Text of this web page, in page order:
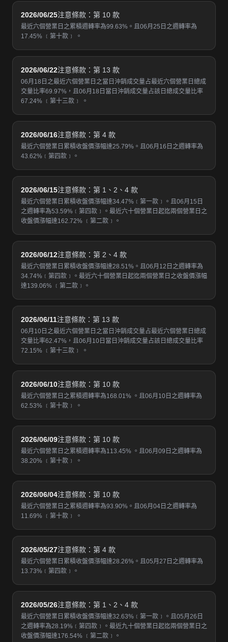
2026/06/25注意條款：第 10 款
最近六個營業日之累積週轉率為99.63%。且06月25日之週轉率為
17.45% ﹝第十款﹞ 。
2026/06/22注意條款：第 13 款
06月18日之最近六個營業日之當日沖銷成交量占最近六個營業日總成
交量比率69.97%，且06月18日當日沖銷成交量占該日總成交量比率
67.24% ﹝第十三款﹞ 。
2026/06/16注意條款：第 4 款
最近六個營業日累積收盤價漲幅達25.79%。且06月16日之週轉率為
43.62%﹝第四款﹞。
2026/06/15注意條款：第 1、2、4 款
最近六個營業日累積收盤價漲幅達34.47%﹝第一款﹞。且06月15日
之週轉率為53.59%﹝第四款﹞。最近六十個營業日起迄兩個營業日之
收盤價漲幅達162.72% ﹝第二款﹞。
2026/06/12注意條款：第 2、4 款
最近六個營業日累積收盤價漲幅達28.51%。且06月12日之週轉率為
34.74%﹝第四款﹞。最近六十個營業日起迄兩個營業日之收盤價漲幅
達139.06% ﹝第二款﹞。
2026/06/11注意條款：第 13 款
06月10日之最近六個營業日之當日沖銷成交量占最近六個營業日總成
交量比率62.47%，且06月10日當日沖銷成交量占該日總成交量比率
72.15% ﹝第十三款﹞ 。
2026/06/10注意條款：第 10 款
最近六個營業日之累積週轉率為168.01% 。且06月10日之週轉率為
62.53% ﹝第十款﹞ 。
2026/06/09注意條款：第 10 款
最近六個營業日之累積週轉率為113.45% 。且06月09日之週轉率為
38.20% ﹝第十款﹞ 。
2026/06/04注意條款：第 10 款
最近六個營業日之累積週轉率為93.90%。且06月04日之週轉率為
11.69% ﹝第十款﹞ 。
2026/05/27注意條款：第 4 款
最近六個營業日累積收盤價漲幅達28.26%。且05月27日之週轉率為
13.73%﹝第四款﹞。
2026/05/26注意條款：第 1、2、4 款
最近六個營業日累積收盤價漲幅達32.63%﹝第一款﹞。且05月26日
之週轉率為28.19%﹝第四款﹞。最近九十個營業日起迄兩個營業日之
收盤價漲幅達176.54% ﹝第二款﹞。